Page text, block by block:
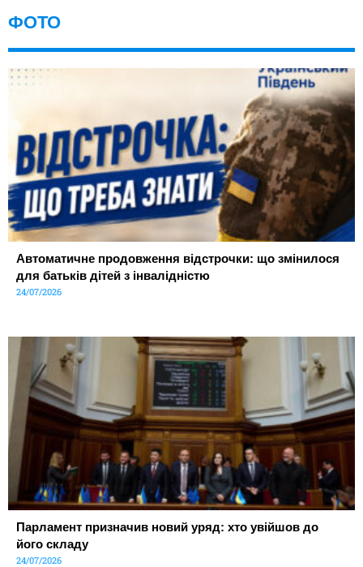
ФОТО
Автоматичне продовження відстрочки: що змінилося
для батьків дітей з інвалідністю
24/07/2026
Парламент призначив новий уряд: хто увійшов до
його складу
24/07/2026